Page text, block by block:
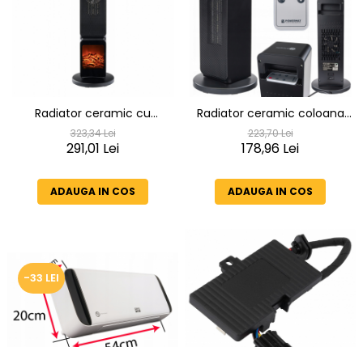
Radiator ceramic cu
convector electric si
ventilator 2500W cu
323,34 Lei
291,01 Lei
ADAUGA IN COS
Radiator ceramic coloana
electric 2000W ventilator cu
termostat si telecomanda
223,70 Lei
178,96 Lei
ADAUGA IN COS
-33 LEI